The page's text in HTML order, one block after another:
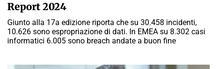
Report 2024
Giunto alla 17a edizione riporta che su 30.458 incidenti,
10.626 sono espropriazione di dati. In EMEA su 8.302 casi
informatici 6.005 sono breach andate a buon fine